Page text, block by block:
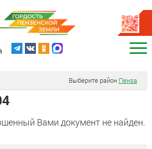
Выберите район Пенза
Вами документ не найден.